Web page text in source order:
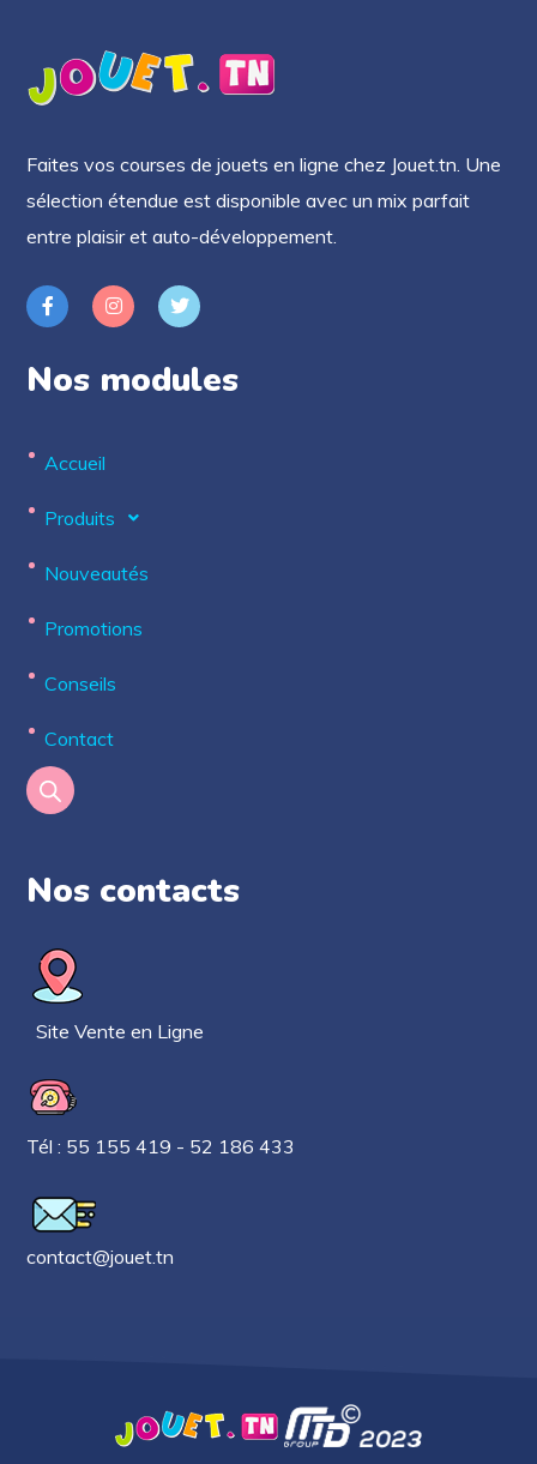
Faites vos courses de jouets en ligne chez Jouet.tn. Une
sélection étendue est disponible avec un mix parfait
entre plaisir et auto-développement.
Nos modules
Accueil
Produits
Nouveautés
Promotions
Conseils
Contact
Nos contacts​
Site Vente en Ligne
Tél : 55 155 419 - 52 186 433
contact@jouet.tn